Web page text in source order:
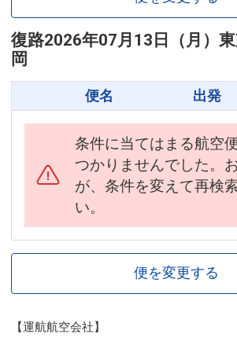
復路2026年07月13日（月）
岡
便名 出発
条件に当てはまる航空
つかりませんでした。
が、条件を変えて再検
い。
便を変更する
【運航航空会社】